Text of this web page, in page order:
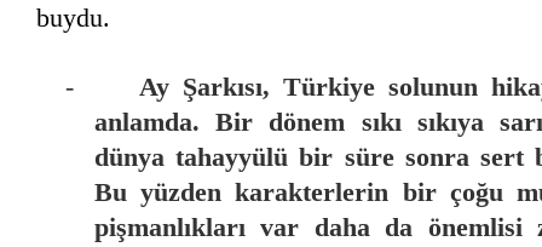
buydu.
-
Ay Şarkısı, Türkiye solunun
anlamda. Bir dönem sıkı sıkıya
dünya tahayyülü bir süre sonra sert
Bu yüzden karakterlerin bir çoğu
pişmanlıkları var daha da önemlisi